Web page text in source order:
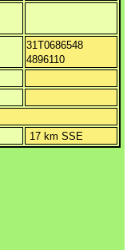
31T0686548
4896110
17 km SSE